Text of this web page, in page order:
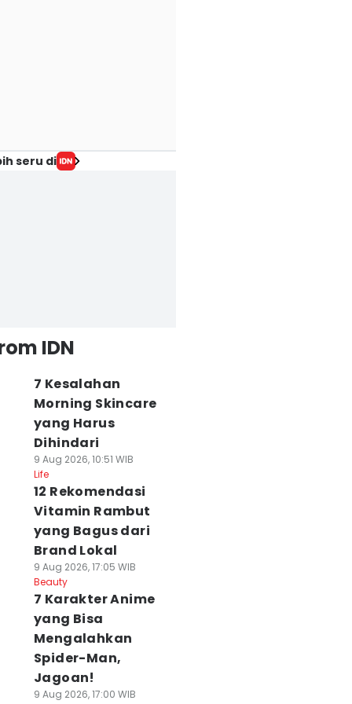
seru di
IDN
7 Kesalahan
Morning Skincare
yang Harus
Dihindari
9 Aug 2026, 10:51 WIB
Life
12 Rekomendasi
Vitamin Rambut
yang Bagus dari
Brand Lokal
9 Aug 2026, 17:05 WIB
Beauty
7 Karakter Anime
yang Bisa
Mengalahkan
Spider-Man,
Jagoan!
9 Aug 2026, 17:00 WIB